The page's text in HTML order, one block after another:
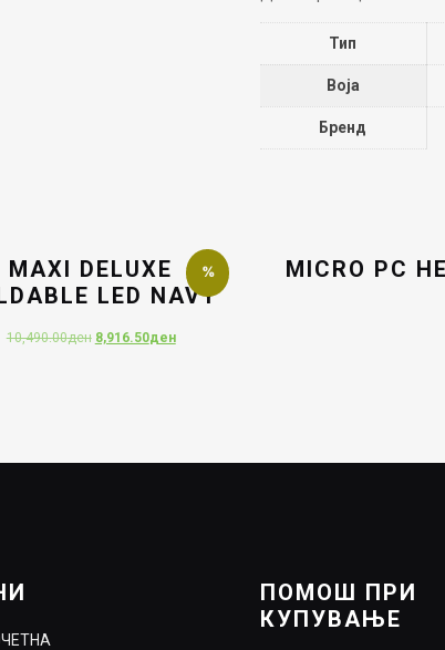
Тип
Boja
Бренд
MAXI DELUXE
LED NAVY
10,490.00ден Original
8,916.50денCurrent
MICRO PC
ПОМОШ ПРИ
КУПУВАЊЕ